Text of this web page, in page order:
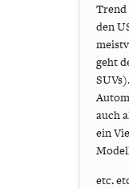
Trend
den
geht
auch
ein
etc.